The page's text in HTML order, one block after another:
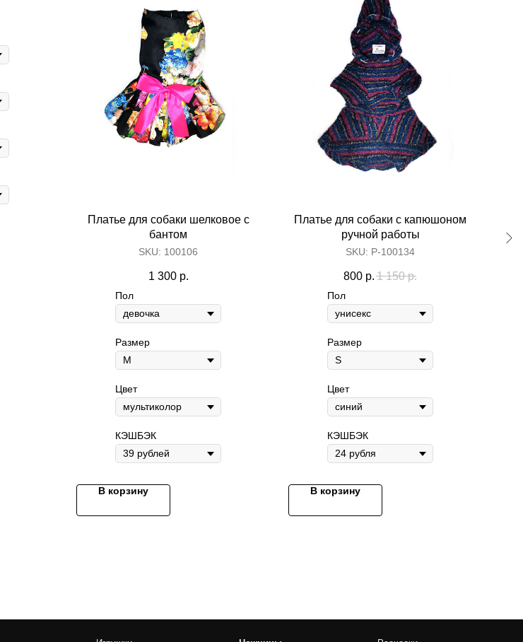
Платье для собаки шелковое с
бантом
SKU: 100106
1 300 р.
Пол
Размер
Цвет
КЭШБЭК
В корзину
Платье для собаки с капюшоном
ручной работы
SKU: Р-100134
800 р. 1 150 р.
Пол
Размер
Цвет
КЭШБЭК
В корзину
Прямые
Для тримминга